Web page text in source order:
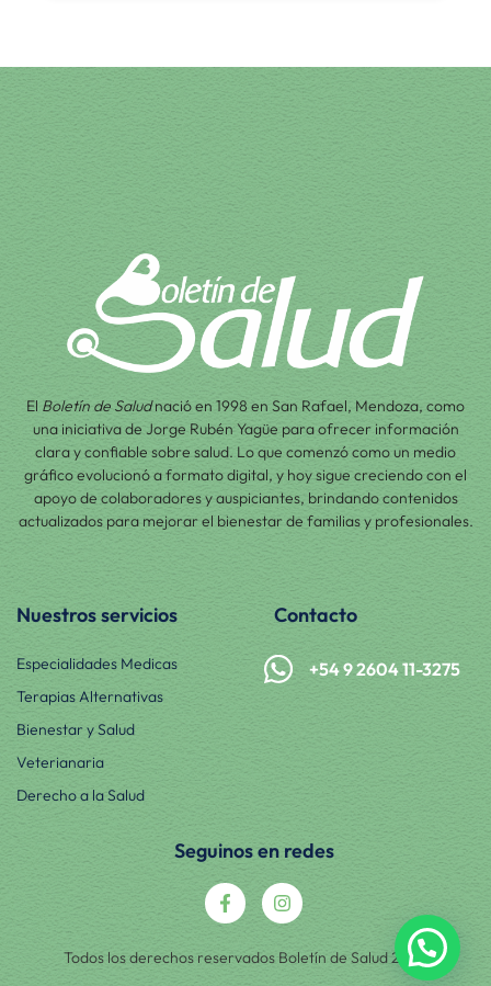
El Boletín de Saludnació en 1998 en San Rafael, Mendoza, como
una iniciativa de Jorge Rubén Yagüe para ofrecer información
clara y confiable sobre salud. Lo que comenzó como un medio
gráfico evolucionó a formato digital, y hoy sigue creciendo con el
apoyo de colaboradores y auspiciantes, brindando contenidos
actualizados para mejorar el bienestar de familias y profesionales.
Nuestros servicios
Especialidades Medicas
Terapias Alternativas
Bienestar y Salud
Veterianaria
Derecho a la Salud
Contacto
+54 9 2604 11-3275
Seguinos en redes
Todos los derechos reservados Boletín de Salud 2025